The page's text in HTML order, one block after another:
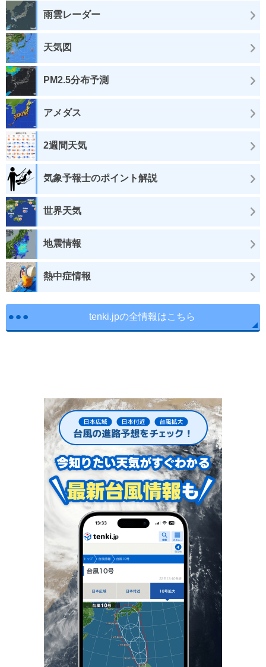
雨雲レーダー
天気図
PM2.5分布予測
アメダス
2週間天気
気象予報士のポイント解説
世界天気
地震情報
熱中症情報
tenki.jpの全情報はこちら